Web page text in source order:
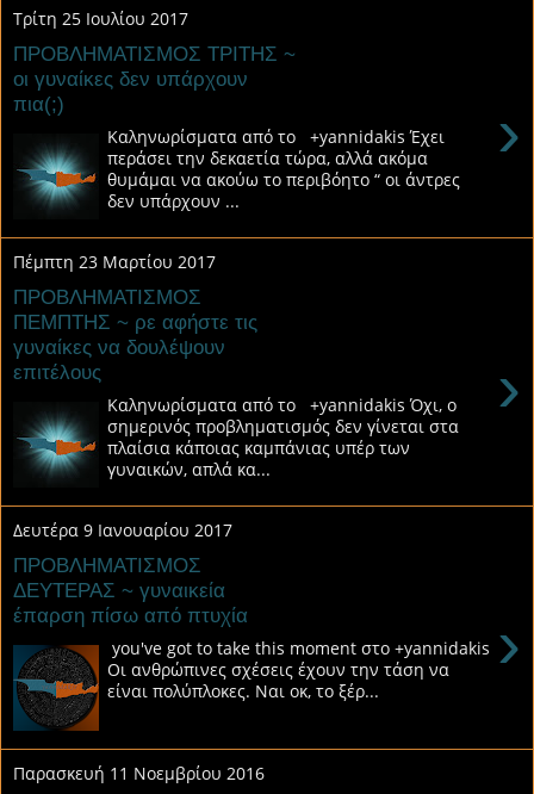
Τρίτη 25 Ιουλίου 2017
ΠΡΟΒΛΗΜΑΤΙΣΜΟΣ ΤΡΙΤΗΣ ~
οι γυναίκες δεν υπάρχουν
πια(;)
›
Καληνωρίσματα από το +yannidakis Έχει
περάσει την δεκαετία τώρα, αλλά ακόμα
θυμάμαι να ακούω το περιβόητο “ οι άντρες
δεν υπάρχουν ...
Πέμπτη 23 Μαρτίου 2017
ΠΡΟΒΛΗΜΑΤΙΣΜΟΣ
ΠΕΜΠΤΗΣ ~ ρε αφήστε τις
γυναίκες να δουλέψουν
επιτέλους
›
Καληνωρίσματα από το +yannidakis Όχι, ο
σημερινός προβληματισμός δεν γίνεται στα
πλαίσια κάποιας καμπάνιας υπέρ των
γυναικών, απλά κα...
Δευτέρα 9 Ιανουαρίου 2017
ΠΡΟΒΛΗΜΑΤΙΣΜΟΣ
ΔΕΥΤΕΡΑΣ ~ γυναικεία
έπαρση πίσω από πτυχία
›
you've got to take this moment στο +yannidakis
Οι ανθρώπινες σχέσεις έχουν την τάση να
είναι πολύπλοκες. Ναι οκ, το ξέρ...
Παρασκευή 11 Νοεμβρίου 2016